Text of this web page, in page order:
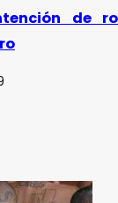
de